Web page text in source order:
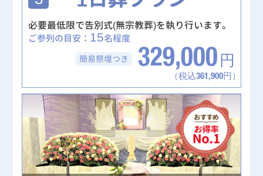
必要最低限で告別式(無宗教葬)を執り行います。
ご参列の目安： 15名程度
簡易祭壇つき 329,000 円
（税込361,900円）